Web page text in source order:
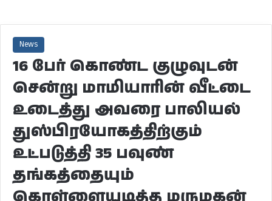
News
16 பேர் கொண்ட குழுவுடன்
சென்று மாமியாரின் வீட்டை
உடைத்து அவரை பாலியல்
துஸ்பிரயோகத்திற்கும்
உட்படுத்தி 35 பவுண்
தங்கத்தையும்